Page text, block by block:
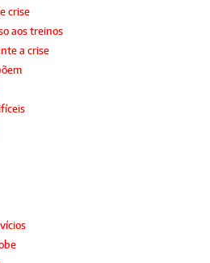
crise
aos treinos
a crise